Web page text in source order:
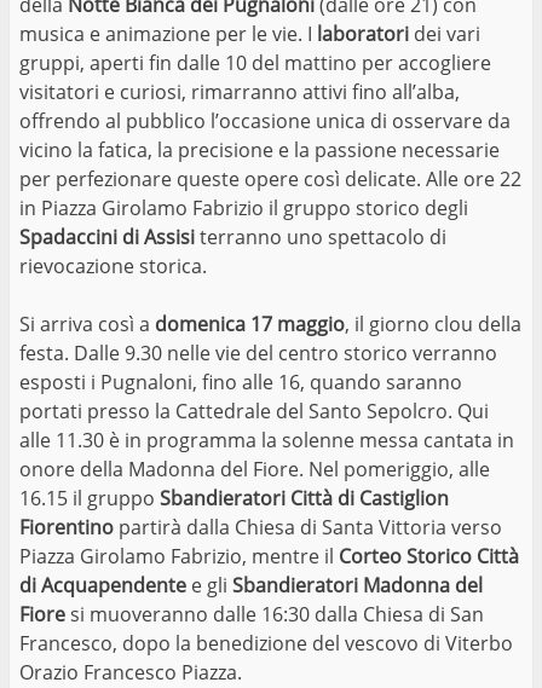
musica e animazione per le vie. I laboratori dei vari
gruppi, aperti fin dalle 10 del mattino per accogliere
visitatori e curiosi, rimarranno attivi fino all’alba,
offrendo al pubblico l’occasione unica di osservare da
vicino la fatica, la precisione e la passione necessarie
per perfezionare queste opere così delicate. Alle ore 22
in Piazza Girolamo Fabrizio il gruppo storico degli
Spadaccini di Assisiterranno uno spettacolo di
rievocazione storica.
Si arriva così a domenica 17 maggio, il giorno clou della
festa. Dalle 9.30 nelle vie del centro storico verranno
esposti i Pugnaloni, fino alle 16, quando saranno
portati presso la Cattedrale del Santo Sepolcro. Qui
alle 11.30 è in programma la solenne messa cantata in
onore della Madonna del Fiore. Nel pomeriggio, alle
16.15 il gruppo Sbandieratori Città di Castiglion
Fiorentino partirà dalla Chiesa di Santa Vittoria verso
Piazza Girolamo Fabrizio, mentre il Corteo Storico Città
di Acquapendente e gli Sbandieratori Madonna del
Fioresi muoveranno dalle 16:30 dalla Chiesa di San
Francesco, dopo la benedizione del vescovo di Viterbo
Orazio Francesco Piazza.